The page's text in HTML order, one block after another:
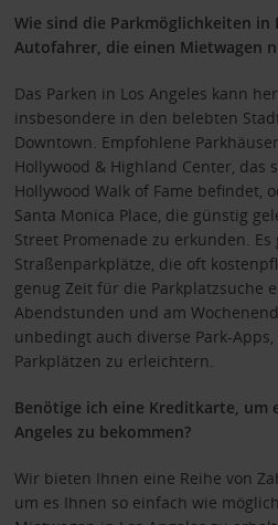
Wie sind die Parkmöglichkeiten in
Autofahrer, die einen Mietwagen
Das Parken in Los Angeles kann
insbesondere in den belebten
Downtown. Empfohlene
Hollywood & Highland Center, das
Hollywood Walk of Fame befindet,
Santa Monica Place, die günstig
Street Promenade zu erkunden.
Straßenparkplätze, die oft
genug Zeit für die Parkplatzsuche
Abendstunden und am
unbedingt auch diverse Park-
Parkplätzen zu erleichtern.
Benötige ich eine Kreditkarte, um
Angeles zu bekommen?
Wir bieten Ihnen eine Reihe von
um es Ihnen so einfach wie